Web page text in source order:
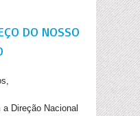
DO NOSSO
Direção Nacional